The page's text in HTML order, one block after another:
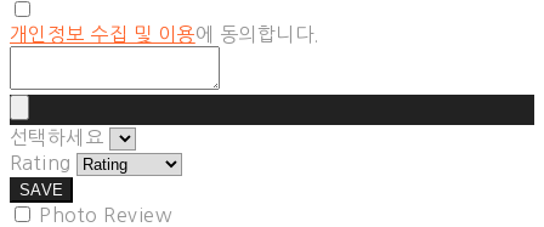
개인정보 수집 및 이용에 동의합니다.
선택하세요
Rating
SAVE
Photo Review